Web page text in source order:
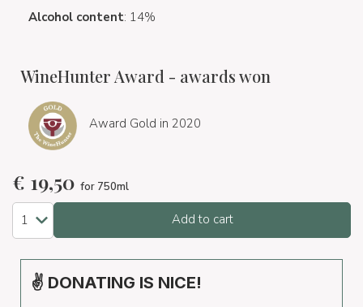
Alcohol content: 14%
WineHunter Award - awards won
Award Gold in 2020
€ 19,50 for 750ml
Add to cart
✌ DONATING IS NICE!